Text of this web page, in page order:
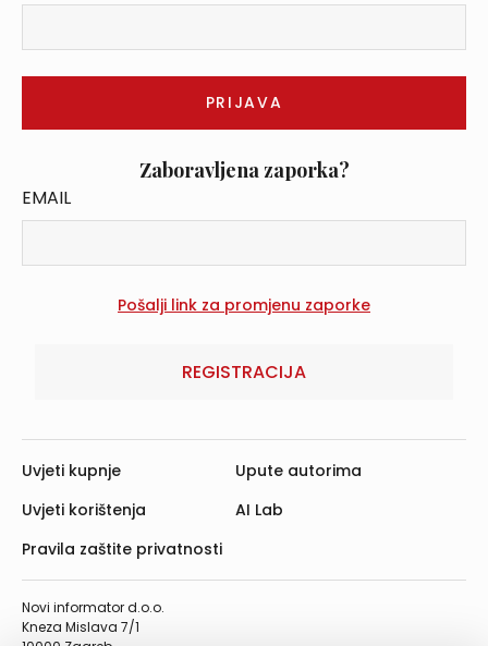
Zaboravljena zaporka?
EMAIL
REGISTRACIJA
Novi informator d.o.o.
Kneza Mislava 7/1
Uvjeti kupnje
Uvjeti korištenja
Pravila zaštite privatnosti
Upute autorima
AI Lab